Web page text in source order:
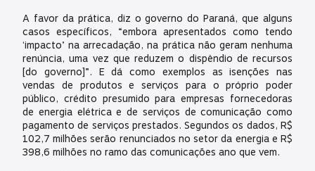
A favor da prática, diz o governo do Paraná, que alguns
casos específicos, “embora apresentados como tendo
‘impacto’ na arrecadação, na prática não geram nenhuma
renúncia, uma vez que reduzem o dispêndio de recursos
[do governo]”. E dá como exemplos as isenções nas
vendas de produtos e serviços para o próprio poder
público, crédito presumido para empresas fornecedoras
de energia elétrica e de serviços de comunicação como
pagamento de serviços prestados. Segundos os dados, R$
102,7 milhões serão renunciados no setor da energia e R$
398,6 milhões no ramo das comunicações ano que vem.